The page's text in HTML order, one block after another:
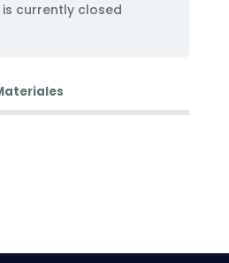
is currently closed